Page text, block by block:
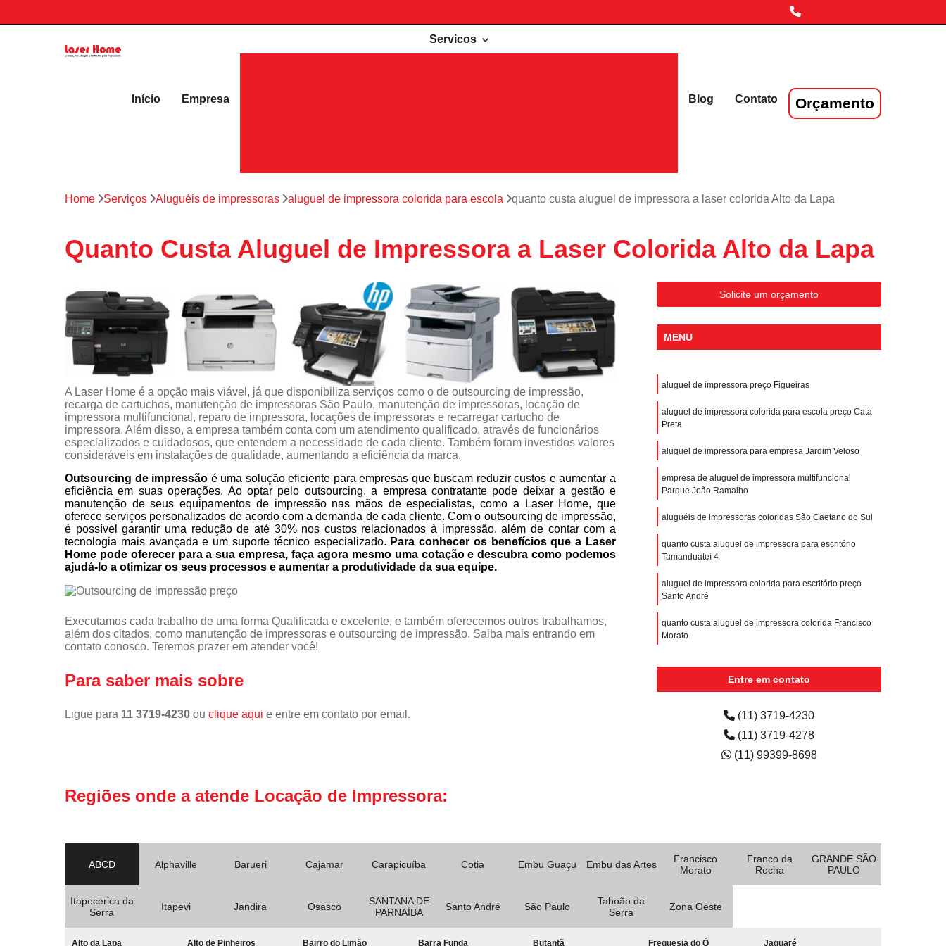
Início Empresa
Servicos
Blog Contato Orçamento
Home Serviços Aluguéis de impressoras aluguel de impressora colorida para escola quanto custa aluguel de impressora a laser colorida Alto da Lapa
Quanto Custa Aluguel de Impressora a Laser Colorida Alto da Lapa
A Laser Home é a opção mais viável, já que disponibiliza serviços como o de outsourcing de impressão,
recarga de cartuchos, manutenção de impressoras São Paulo, manutenção de impressoras, locação de
impressora multifuncional, reparo de impressora, locações de impressoras e recarregar cartucho de
impressora. Além disso, a empresa também conta com um atendimento qualificado, através de funcionários
especializados e cuidadosos, que entendem a necessidade de cada cliente. Também foram investidos valores
consideráveis em instalações de qualidade, aumentando a eficiência da marca.
Outsourcing de impressão é uma solução eficiente para empresas que buscam reduzir custos e aumentar a
eficiência em suas operações. Ao optar pelo outsourcing, a empresa contratante pode deixar a gestão e
manutenção de seus equipamentos de impressão nas mãos de especialistas, como a Laser Home, que
oferece serviços personalizados de acordo com a demanda de cada cliente. Com o outsourcing de impressão,
é possível garantir uma redução de até 30% nos custos relacionados à impressão, além de contar com a
tecnologia mais avançada e um suporte técnico especializado. Para conhecer os benefícios que a Laser
Home pode oferecer para a sua empresa, faça agora mesmo uma cotação e descubra como podemos
ajudá-lo a otimizar os seus processos e aumentar a produtividade da sua equipe.
Executamos cada trabalho de uma forma Qualificada e excelente, e também oferecemos outros trabalhamos,
além dos citados, como manutenção de impressoras e outsourcing de impressão. Saiba mais entrando em
contato conosco. Teremos prazer em atender você!
Para saber mais sobre
Ligue para 11 3719-4230 ou clique aqui e entre em contato por email.
Solicite um orçamento
MENU
aluguel de impressora preço Figueiras
aluguel de impressora colorida para escola preço Cata
Preta
aluguel de impressora para empresa Jardim Veloso
empresa de aluguel de impressora multifuncional
Parque João Ramalho
aluguéis de impressoras coloridas São Caetano do Sul
quanto custa aluguel de impressora para escritório
Tamanduateí 4
aluguel de impressora colorida para escritório preço
Santo André
quanto custa aluguel de impressora colorida Francisco
Morato
Entre em contato
(11) 3719-4230
(11) 3719-4278
(11) 99399-8698
Regiões onde a atende Locação de Impressora:
ABCD Alphaville Barueri Cajamar Carapicuíba Cotia Embu Guaçu Embu das Artes
Francisco
Morato
Franco da
Rocha
GRANDE SÃO
PAULO
Itapecerica da
Serra
Itapevi Jandira Osasco
SANTANA DE
PARNAÍBA
Santo André São Paulo
Taboão da
Serra
Zona Oeste
Alto da Lapa Alto de Pinheiros Bairro do Limão Barra Funda Butantã Freguesia do Ó Jaguaré